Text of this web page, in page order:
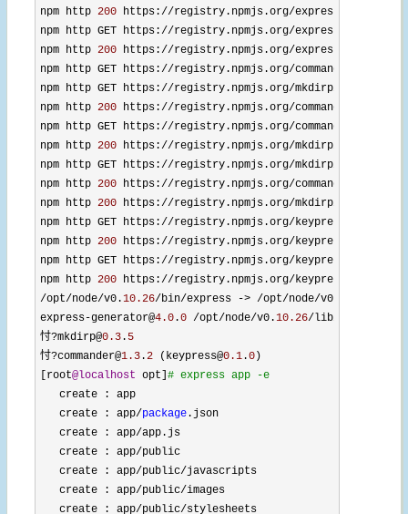
npm http 200 https://registry.npmjs.org/express-
npm http GET https://registry.npmjs.org/express-
npm http 200 https://registry.npmjs.org/express-
npm http GET https://registry.npmjs.org/commander/
npm http GET https://registry.npmjs.org/mkdirp/
npm http 200 https://registry.npmjs.org/commander/
npm http GET https://registry.npmjs.org/commander/-/
npm http 200 https://registry.npmjs.org/mkdirp/
npm http GET https://registry.npmjs.org/mkdirp/-/mkdirp-
npm http 200 https://registry.npmjs.org/commander/-/
npm http 200 https://registry.npmjs.org/mkdirp/-/mkdirp-
npm http GET https://registry.npmjs.org/keypress
npm http 200 https://registry.npmjs.org/keypress
npm http GET https://registry.npmjs.org/keypress/-/
npm http 200 https://registry.npmjs.org/keypress/-/
/opt/node/v0.10.26/bin/express -> /opt/node/v0.
express-generator@4.0.0 /opt/node/v0.10.26/lib/
忖?mkdirp@0.3. 5
忖?commander@1.3.2 (keypress@0.1.0)
[root@localhost opt] # express app -e
   create :
app
   create
: app/package. json
   create
: app/app. js
   create
: app/public
   create
: app/public/javascripts
   create
: app/public/images
   create
: app/public/stylesheets